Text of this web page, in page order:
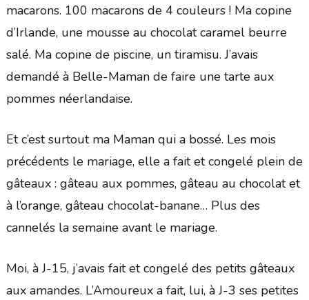
macarons. 100 macarons de 4 couleurs ! Ma copine
d’Irlande, une mousse au chocolat caramel beurre
salé. Ma copine de piscine, un tiramisu. J’avais
demandé à Belle-Maman de faire une tarte aux
pommes néerlandaise.
Et c’est surtout ma Maman qui a bossé. Les mois
précédents le mariage, elle a fait et congelé plein de
gâteaux : gâteau aux pommes, gâteau au chocolat et
à l’orange, gâteau chocolat-banane… Plus des
cannelés la semaine avant le mariage.
Moi, à J-15, j’avais fait et congelé des petits gâteaux
aux amandes. L’Amoureux a fait, lui, à J-3 ses petites